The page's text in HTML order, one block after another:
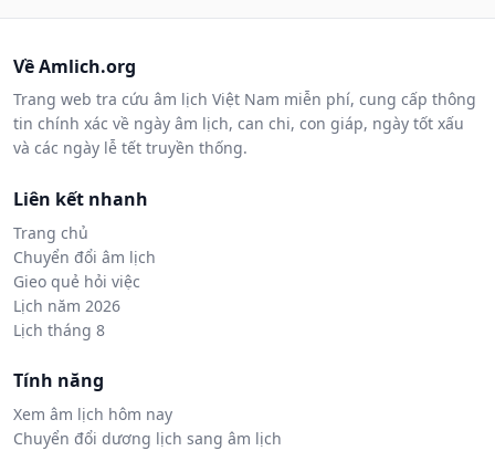
Về Amlich.org
Trang web tra cứu âm lịch Việt Nam miễn phí, cung cấp thông
tin chính xác về ngày âm lịch, can chi, con giáp, ngày tốt xấu
và các ngày lễ tết truyền thống.
Liên kết nhanh
Trang chủ
Chuyển đổi âm lịch
Gieo quẻ hỏi việc
Lịch năm 2026
Lịch tháng 8
Tính năng
Xem âm lịch hôm nay
Chuyển đổi dương lịch sang âm lịch